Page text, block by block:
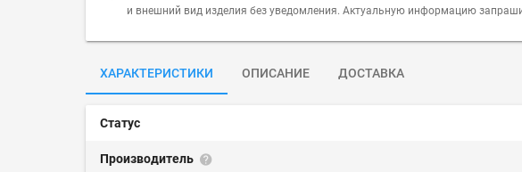
и внешний вид изделия без уведомления. Актуальную информацию
ХАРАКТЕРИСТИКИ ОПИСАНИЕ ДОСТАВКА
Статус
Производитель